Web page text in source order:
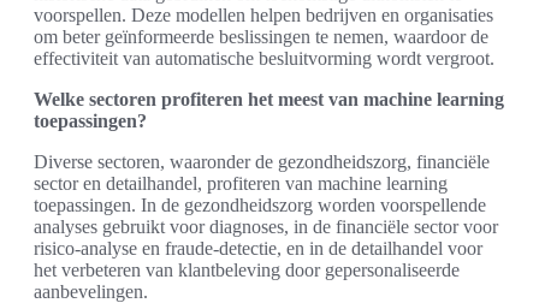
voorspellen. Deze modellen helpen bedrijven en organisaties
om beter geïnformeerde beslissingen te nemen, waardoor de
effectiviteit van automatische besluitvorming wordt vergroot.
Welke sectoren profiteren het meest van machine learning
toepassingen?
Diverse sectoren, waaronder de gezondheidszorg, financiële
sector en detailhandel, profiteren van machine learning
toepassingen. In de gezondheidszorg worden voorspellende
analyses gebruikt voor diagnoses, in de financiële sector voor
risico-analyse en fraude-detectie, en in de detailhandel voor
het verbeteren van klantbeleving door gepersonaliseerde
aanbevelingen.